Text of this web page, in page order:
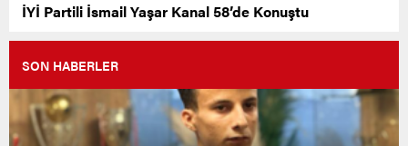
İYİ Partili İsmail Yaşar Kanal 58’de Konuştu
SON HABERLER